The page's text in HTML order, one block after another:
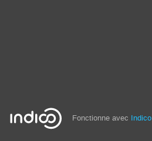
Fonctionne avec Indico